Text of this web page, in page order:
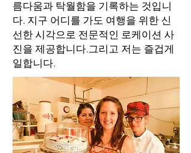
름다움과 탁월함을 기록하는 것입니
다. 지구 어디를 가도 여행을 위한 신
선한 시각으로 전문적인 로케이션 사
진을 제공합니다.그리고 저는 즐겁게
일합니다.